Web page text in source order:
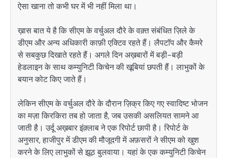
ऐसा खाना तो कभी घर में भी नहीं मिला था।
ख़ास बात ये है कि सीएम के वर्चुअल दौरे के वक़्त संबंधित ज़िले के
डीएम और अन्य अधिकारी काफ़ी एक्टिव रहते हैं। लैपटाॅप और कैमरे
से सबकुछ दिखाते रहते हैं। अगले दिन अख़बारों में बड़ी-बड़ी
हेडलाइन के साथ कम्युनिटी किचेन की खूबियां छपती हैं। लाभुकों के
बयान कोट किए जाते हैं।
लेकिन सीएम के वर्चुअल दौरे के दौरान ज़िक्र किए गए स्वादिष्ट भोजन
का मज़ा किरकिरा तब हो जाता है, जब उसकी असलियत सामने आ
जाती है। उर्दू अख़बार इंक़्लाब ने एक रिपोर्ट छापी है। रिपोर्ट के
अनुसार, हाजीपुर में डीएम की मौजूदगी में अफ़सरों ने सीएम को खुश
करने के लिए लाभुकों से झूठ बुलवाया। यहां के एक कम्युनिटी किचेन